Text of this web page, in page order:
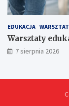
EDUKACJA
Warsztaty
7 sierpnia 2026